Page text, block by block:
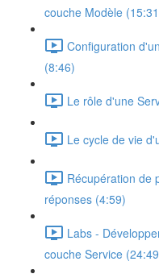
couche Modèle
Configuration
(8:46)
Le rôle d'une
Le cycle de vie
Récupération de
réponses (4:59)
Labs -
couche Service